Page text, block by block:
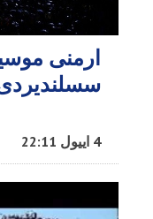
ارمنی
سسلندیردی
4 اییول 22:11